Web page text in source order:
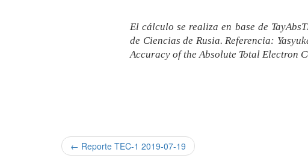
El cálculo se realiza en base de
de Ciencias de Rusia. Referencia:
Accuracy of the Absolute Total Electron
← Reporte TEC-1 2019-07-19